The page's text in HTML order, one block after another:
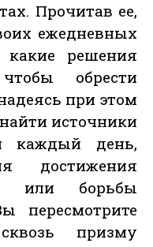
Прочитав ее,
ежедневных
какие решения
обрести
при этом
источники
каждый день,
или борьбы
пересмотрите
призму